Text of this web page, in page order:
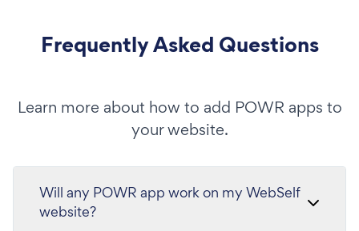
Frequently Asked Questions
Learn more about how to add POWR apps to
your website.
Will any POWR app work on my WebSelf
website?